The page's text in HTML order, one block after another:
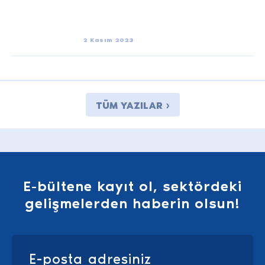
2 Kasım 2023
TÜM YAZILAR ›
E-bültene kayıt ol, sektördeki
gelişmelerden haberin olsun!